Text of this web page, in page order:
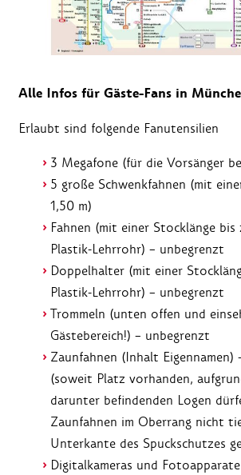
Alle Infos für Gäste-Fans in
Erlaubt sind folgende Fanutensilien
3 Megafone (für die Vorsänger
5 große Schwenkfahnen (mit
1,50 m)
Fahnen (mit einer Stocklänge bis
Plastik-Lehrrohr) – unbegrenzt
Doppelhalter (mit einer
Plastik-Lehrrohr) – unbegrenzt
Trommeln (unten offen und
Gästebereich!) – unbegrenzt
Zaunfahnen (Inhalt Eigennamen)
(soweit Platz vorhanden,
darunter befindenden Logen
Zaunfahnen im Oberrang nicht
Unterkante des Spuckschutzes
Digitalkameras und